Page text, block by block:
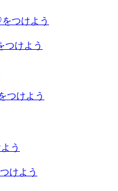
つけよう
つけよう
つけよう
う
けよう